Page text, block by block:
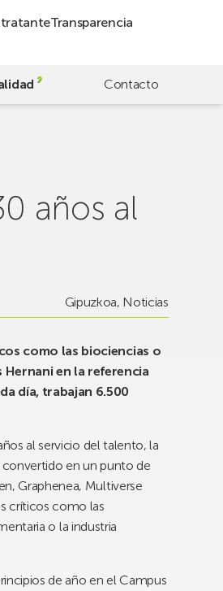
Transparencia
Contacto
años al
Gipuzkoa, Noticias
como las biociencias o
en la referencia
día, trabajan 6.500
al servicio del talento, la
convertido en un punto de
Graphenea, Multiverse
críticos como las
o la industria
de año en el Campus